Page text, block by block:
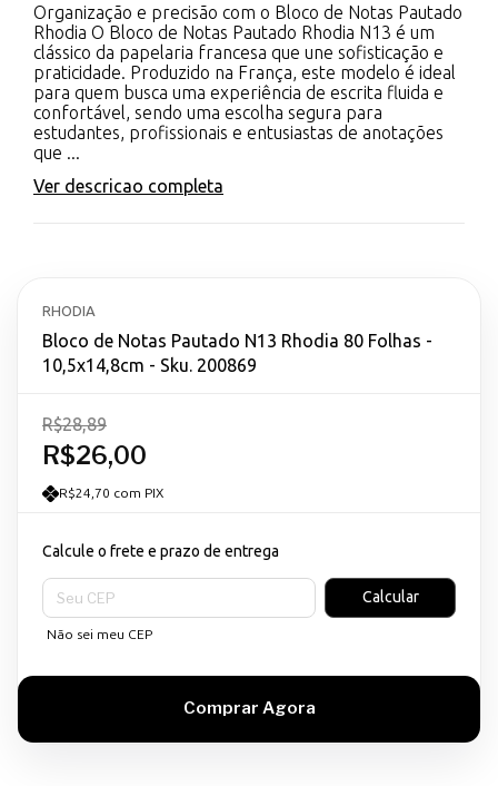
Organização e precisão com o Bloco de Notas Pautado
Rhodia O Bloco de Notas Pautado Rhodia N13 é um
clássico da papelaria francesa que une sofisticação e
praticidade. Produzido na França, este modelo é ideal
para quem busca uma experiência de escrita fluida e
confortável, sendo uma escolha segura para
estudantes, profissionais e entusiastas de anotações
que ...
Ver descricao completa
RHODIA
Bloco de Notas Pautado N13 Rhodia 80 Folhas -
10,5x14,8cm - Sku. 200869
R$26,00
R$28,89
R$24,70 com PIX
Calcule o frete e prazo de entrega
Entregas para o CEP:
Calcular
Não sei meu CEP